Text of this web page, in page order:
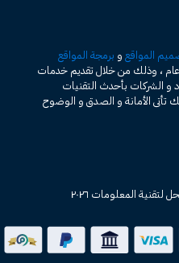
المواقع و برمجة المواقع
، وذلك من خلال تقديم خدمات
و الشركات بأحدث التقنيات
الأمانة و الصدق و الوضوح
المعلومات ٢٠٢٦